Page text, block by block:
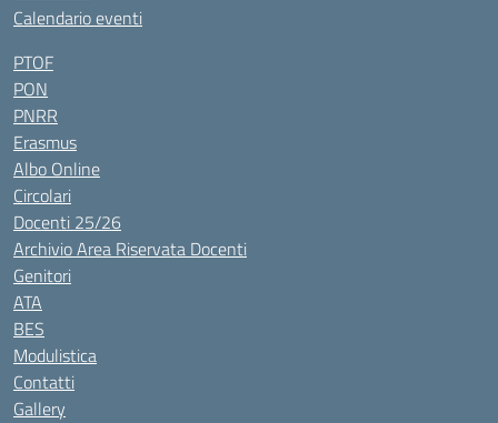
Calendario eventi
PTOF
PON
PNRR
Erasmus
Albo Online
Circolari
Docenti 25/26
Archivio Area Riservata Docenti
Genitori
ATA
BES
Modulistica
Contatti
Gallery